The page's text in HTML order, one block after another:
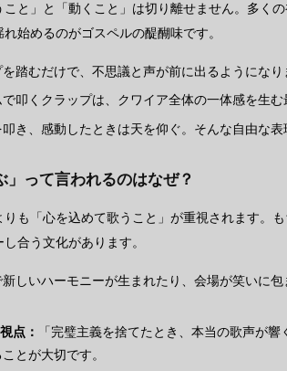
と」と「動くこと」は切り離せません。多く
始めるのがゴスペルの醍醐味です。
踏むだけで、不思議と声が前に出るようになり
叩くクラップは、クワイア全体の一体感を生む
き、感動したときは天を仰ぐ。そんな自由な表
って言われるのはなぜ？
も「心を込めて歌うこと」が重視されます。
合う文化があります。
しいハーモニーが生まれたり、会場が笑いに
点：
「完璧主義を捨てたとき、本当の歌声が
とが大切です。